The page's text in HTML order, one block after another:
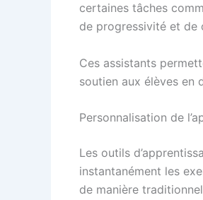
certaines tâches
de progressivité et de
Ces assistants
soutien aux élèves
Personnalisation de
Les outils
instantanément les
de manière